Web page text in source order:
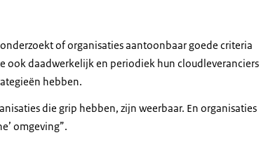
of organisaties aantoonbaar goede criteria
ook daadwerkelijk en periodiek hun cloudleveranciers
hebben.
die grip hebben, zijn weerbaar. En organisaties
omgeving”.